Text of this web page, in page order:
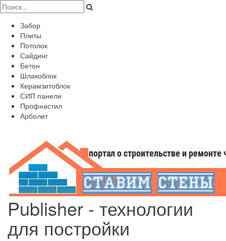
Забор
Плиты
Потолок
Сайдинг
Бетон
Шлакоблок
Керамзитоблок
СИП панели
Профнастил
Арболит
Publisher - технологии
для постройки